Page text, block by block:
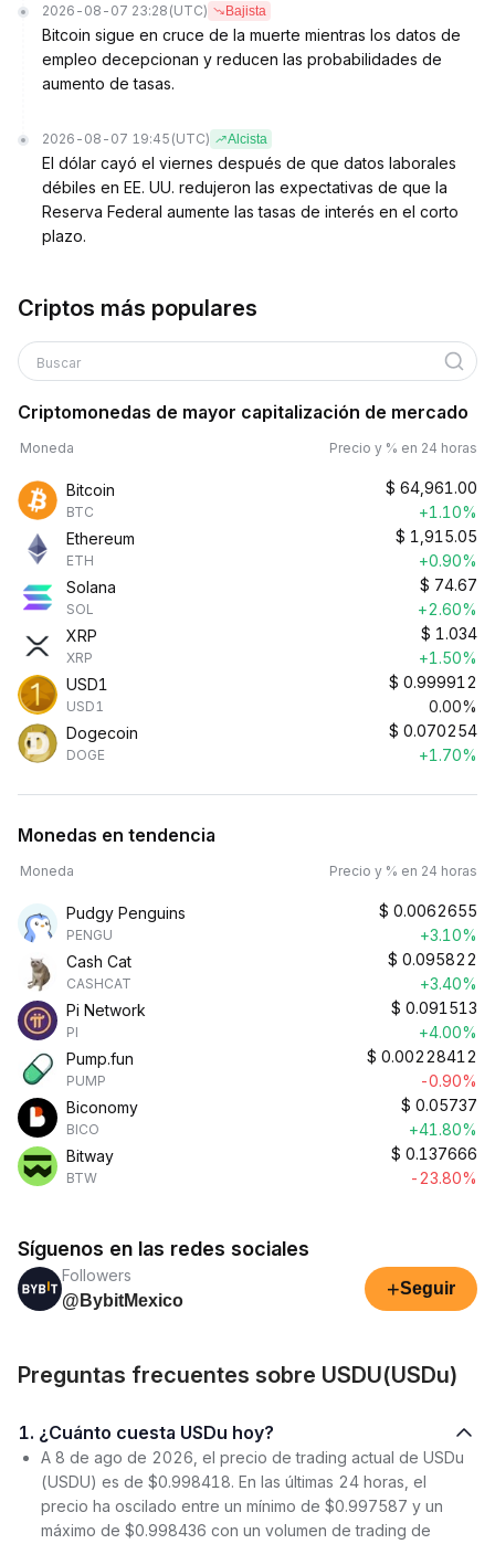
2026-08-07 23:28 (UTC) Bajista
Bitcoin sigue en cruce de la muerte mientras los datos de
empleo decepcionan y reducen las probabilidades de
aumento de tasas.
2026-08-07 19:45 (UTC) Alcista
El dólar cayó el viernes después de que datos laborales
débiles en EE. UU. redujeron las expectativas de que la
Reserva Federal aumente las tasas de interés en el corto
plazo.
Criptos más populares
Buscar
Criptomonedas de mayor capitalización de mercado
Moneda Precio y % en 24 horas
Bitcoin
BTC
$ 64,961.00
+1.10%
Ethereum
ETH
$ 1,915.05
+0.90%
Solana
SOL
$ 74.67
+2.60%
XRP
XRP
$ 1.034
+1.50%
USD1
USD1
$ 0.999912
0.00%
Dogecoin
DOGE
$ 0.070254
+1.70%
Monedas en tendencia
Moneda Precio y % en 24 horas
Pudgy Penguins
PENGU
$ 0.0062655
+3.10%
Cash Cat
CASHCAT
$ 0.095822
+3.40%
Pi Network
PI
$ 0.091513
+4.00%
Pump.fun
PUMP
$ 0.00228412
-0.90%
Biconomy
BICO
$ 0.05737
+41.80%
Bitway
BTW
$ 0.137666
-23.80%
Síguenos en las redes sociales
Followers
@BybitMexico
+Seguir
Preguntas frecuentes sobre USDU(USDu)
1. ¿Cuánto cuesta USDu hoy?
A 8 de ago de 2026, el precio de trading actual de USDu
(USDU) es de $0.998418. En las últimas 24 horas, el
precio ha oscilado entre un mínimo de $0.997587 y un
máximo de $0.998436 con un volumen de trading de